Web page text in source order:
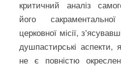
критичний аналіз
його
церковної місії,
душпастирські аспекти,
не є повністю